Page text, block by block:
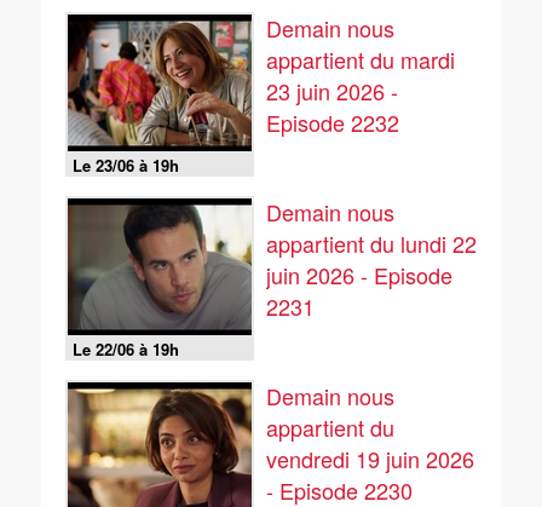
Le 23/06 à 19h
Demain nous
appartient du mardi
23 juin 2026 -
Episode 2232
Le 22/06 à 19h
Demain nous
appartient du lundi 22
juin 2026 - Episode
2231
Demain nous
appartient du
vendredi 19 juin 2026
- Episode 2230